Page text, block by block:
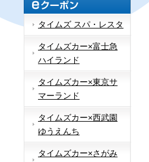
タイムズ スパ・レスタ
タイムズカー×富士急
ハイランド
タイムズカー×東京サ
マーランド
タイムズカー×西武園
ゆうえんち
タイムズカー×さがみ